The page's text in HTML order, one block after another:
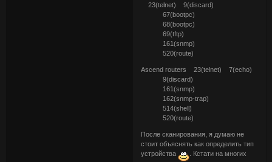
23(telnet) 9(discard)
67(bootpc)
68(bootpc)
69(tftp)
161(snmp)
520(route)
Ascend routers 23(telnet) 7(echo)
9(discard)
161(snmp)
162(snmp-trap)
514(shell)
520(route)
После сканирования, я думаю не
стоит объяснять как определить тип
устройства
. Кстати на многих